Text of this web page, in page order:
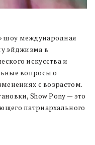
шоу международная
эйджизма в
искусства и
вопросы о
с возрастом.
Show Pony — это
патриархального